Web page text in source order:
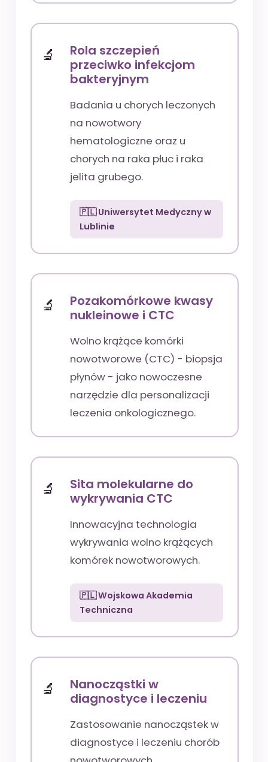
Rola szczepień
przeciwko infekcjom
bakteryjnym
Badania u chorych leczonych
na nowotwory
hematologiczne oraz u
chorych na raka płuc i raka
jelita grubego.
🇵🇱 Uniwersytet Medyczny w
Lublinie
Pozakomórkowe kwasy
nukleinowe i CTC
Wolno krążące komórki
nowotworowe (CTC) - biopsja
płynów - jako nowoczesne
narzędzie dla personalizacji
leczenia onkologicznego.
Sita molekularne do
wykrywania CTC
Innowacyjna technologia
wykrywania wolno krążących
komórek nowotworowych.
🇵🇱 Wojskowa Akademia
Techniczna
Nanocząstki w
diagnostyce i leczeniu
Zastosowanie nanocząstek w
diagnostyce i leczeniu chorób